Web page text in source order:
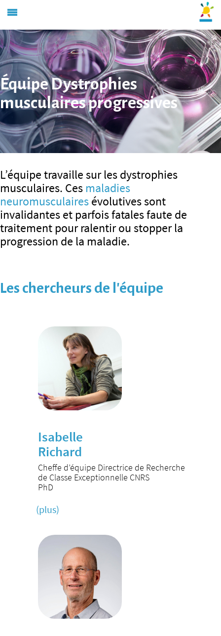
Équipe Dystrophies
musculaires progressives
L’équipe travaille sur les dystrophies
musculaires. Ces maladies
neuromusculairesévolutives sont
invalidantes et parfois fatales faute de
traitement pour ralentir ou stopper la
progression de la maladie.
Les chercheurs de l’équipe
Isabelle
Richard
Cheffe d’équipe Directrice de Recherche
de Classe Exceptionnelle CNRS
PhD
(plus)